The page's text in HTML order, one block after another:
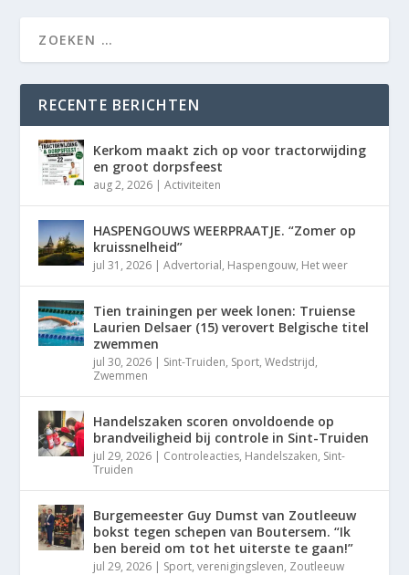
RECENTE BERICHTEN
Kerkom maakt zich op voor tractorwijding
en groot dorpsfeest
aug 2, 2026 |Activiteiten
HASPENGOUWS WEERPRAATJE. “Zomer op
kruissnelheid”
jul 31, 2026 |Advertorial, Haspengouw, Het weer
Tien trainingen per week lonen: Truiense
Laurien Delsaer (15) verovert Belgische titel
zwemmen
jul 30, 2026 | Sint-Truiden, Sport,Wedstrijd,
Zwemmen
Handelszaken scoren onvoldoende op
brandveiligheid bij controle in Sint-Truiden
jul 29, 2026 | Controleacties, Handelszaken, Sint-
Truiden
Burgemeester Guy Dumst van Zoutleeuw
bokst tegen schepen van Boutersem. “Ik
ben bereid om tot het uiterste te gaan!”
jul 29, 2026 | Sport,verenigingsleven, Zoutleeuw